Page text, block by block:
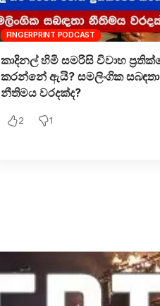
FINGERPRINT PODCAST
කාදිනල් හිමි සමරිසි විවාහ
කරන්නේ ඇයි? සමලිංගික සබඳතා
නීතිමය වරදක්ද?
2 1